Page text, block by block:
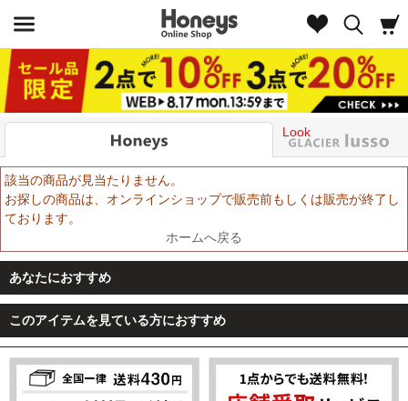
Look
該当の商品が見当たりません。
お探しの商品は、オンラインショップで販売前もしくは販売が終了し
ております。
ホームへ戻る
あなたにおすすめ
このアイテムを見ている方におすすめ